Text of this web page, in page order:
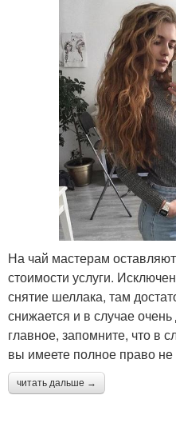
На чай мастерам
стоимости услуги.
снятие шеллака, там
снижается и в случае
главное, запомните, что в
вы имеете полное право не
читать дальше →